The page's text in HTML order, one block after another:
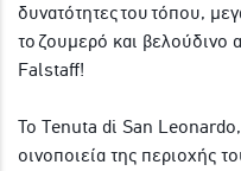
δυνατότητες του τόπου,
το ζουμερό και βελούδινο
Falstaff!
To Tenuta di San Leonardo,
οινοποιεία της περιοχής